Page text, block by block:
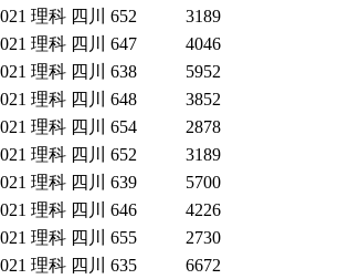
理科 四川 652
3189
理科 四川 647
4046
理科 四川 638
5952
理科 四川 648
3852
理科 四川 654
2878
理科 四川 652
3189
理科 四川 639
5700
理科 四川 646
4226
理科 四川 655
2730
理科 四川 635
6672